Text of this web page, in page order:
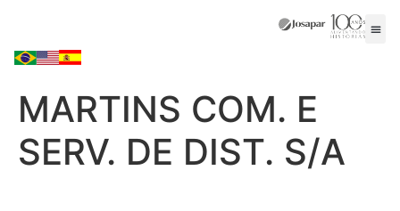
MARTINS COM. E
SERV. DE DIST. S/A